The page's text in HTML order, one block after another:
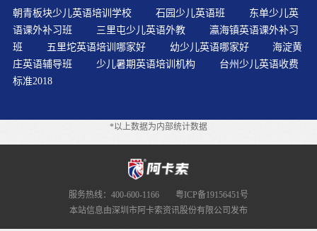
成型阶段，一个人的思维方式和表达习惯都在这个时期形
成。幼儿喜欢模仿成人，所以老师的上课状态也会对幼儿
的学习产生很大的影响，老师的精神状态好，自然也会感
染孩子，使孩子积极地参与到课堂活动中。他们对喜欢的
老师、喜欢学的内容和方法感兴趣，他们会用眼睛发亮、
手舞足蹈，全身心地投入。丰富多彩的游戏最容易引起学
儿英语教师在不断的尝试、摸索中选用不同的教学方式组
织幼儿英语课堂教学。读的乐趣就在于由开始读不懂到后
来渐渐能读懂，要享受这样读的过程。只有这样才能不断
进步，不断提升自己的阅读能力和水平。??还有常用的规
则和音节的划分等幼儿英语故事教学能够激发幼儿的学习
兴趣和学习动机。选择故事时要充分考虑到儿童的年龄和
朝青板块少儿英语培训学校 石园少儿英语班
东单少儿英
语课外补习班
三里屯少儿英语外教
瀛海镇英语课外补习
班
五里坨英语培训哪家好 幼少儿英语哪家好
海淀黄
庄英语辅导班
少儿暑期英语培训机构
台州少儿英语收费
标准2018
*以上数据为内部统计数据
服务热线：400-600-1166
粤ICP备19156451号
本站信息由深圳市阿卡索资讯股份有限公司发布